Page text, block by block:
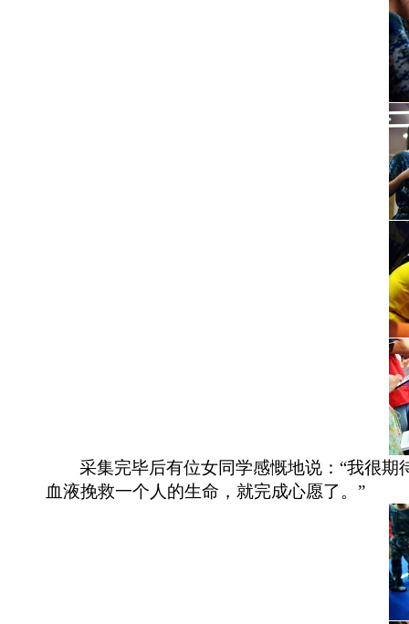
采集完毕后有位女同学感慨地说： “我很期
血液挽救一个人的生命，就完成心愿了。”